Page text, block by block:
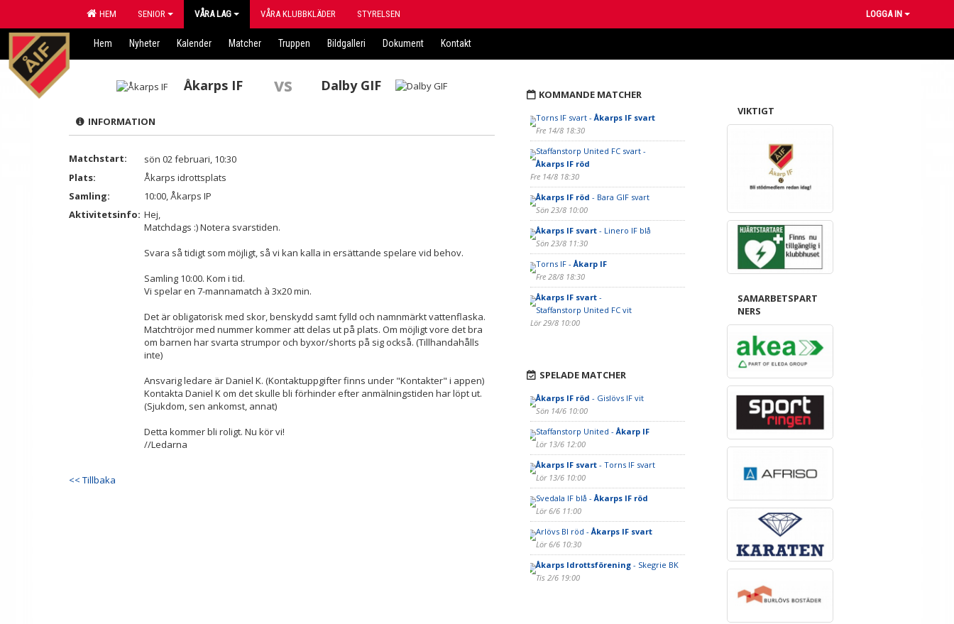
HEM SENIOR VÅRA LAG VÅRA KLUBBKLÄDER STYRELSEN LOGGA IN
Hem Nyheter Kalender Matcher Truppen Bildgalleri Dokument Kontakt
Åkarps IF vs Dalby GIF
INFORMATION
Matchstart:
sön 02 februari, 10:30
Plats:
Åkarps idrottsplats
Samling:
10:00, Åkarps IP
Aktivitetsinfo: Hej,
Matchdags :) Notera svarstiden.
Svara så tidigt som möjligt, så vi kan kalla in ersättande spelare vid behov.
Samling 10:00. Kom i tid.
Vi spelar en 7-mannamatch à 3x20 min.
Det är obligatorisk med skor, benskydd samt fylld och namnmärkt vattenflaska.
Matchtröjor med nummer kommer att delas ut på plats. Om möjligt vore det bra
om barnen har svarta strumpor och byxor/shorts på sig också. (Tillhandahålls
inte)
Ansvarig ledare är Daniel K. (Kontaktuppgifter finns under "Kontakter" i appen)
Kontakta Daniel K om det skulle bli förhinder efter anmälningstiden har löpt ut.
(Sjukdom, sen ankomst, annat)
Detta kommer bli roligt. Nu kör vi!
//Ledarna
<< Tillbaka
KOMMANDE MATCHER
Torns IF svart -Åkarps IF svart
Fre 14/8 18:30
Staffanstorp United FC svart -
Åkarps IF röd
Fre 14/8 18:30
Åkarps IF röd - Bara GIF svart
Sön 23/8 10:00
Åkarps IF svart- Linero IF blå
Sön 23/8 11:30
Torns IF -Åkarp IF
Fre 28/8 18:30
Åkarps IF svart-
Staffanstorp United FC vit
Lör 29/8 10:00
SPELADE MATCHER
Åkarps IF röd - Gislövs IF vit
Sön 14/6 10:00
Staffanstorp United -Åkarp IF
Lör 13/6 12:00
Åkarps IF svart- Torns IF svart
Lör 13/6 10:00
Svedala IF blå -Åkarps IF röd
Lör 6/6 11:00
Arlövs BI röd -Åkarps IF svart
Lör 6/6 10:30
Åkarps Idrottsförening- Skegrie BK
Tis 2/6 19:00
VIKTIGT
SAMARBETSPART
NERS